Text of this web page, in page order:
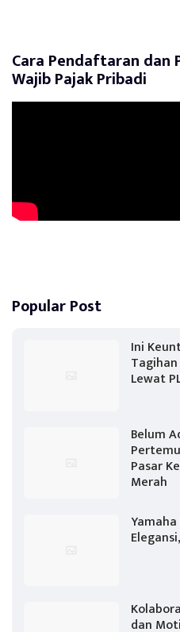
Cara Pendaftaran dan
Wajib Pajak Pribadi
Popular Post
Ini
Lewat
Belum
Pasar
Merah
Yamaha
dan